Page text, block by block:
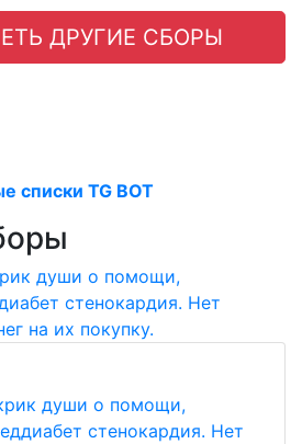
ДРУГИЕ СБОРЫ
списки TG BOT
души о помощи,
стенокардия. Нет